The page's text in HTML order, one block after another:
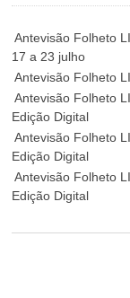
Antevisão Folheto
17 a 23 julho
Antevisão Folheto
Antevisão Folheto
Edição Digital
Antevisão Folheto
Edição Digital
Antevisão Folheto
Edição Digital